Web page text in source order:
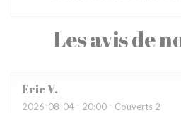
Les avis de
EricV
2026-08-04 - 20:00 - Couverts 2